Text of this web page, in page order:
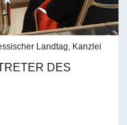
Landtag, Kanzlei
DES